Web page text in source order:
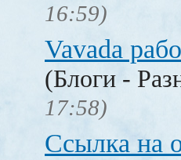
16:59)
Vavada
(Блоги -
17:58)
Ссылка на